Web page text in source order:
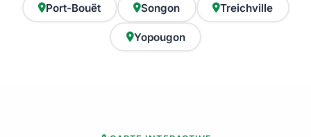
Port-Bouët Songon Treichville
Yopougon